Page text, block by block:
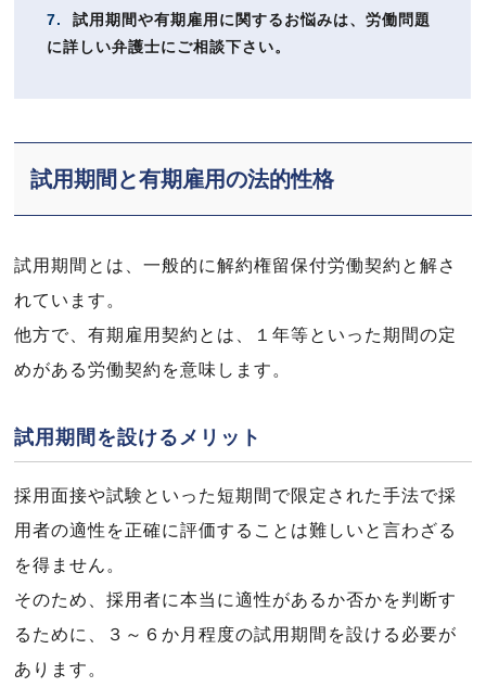
7.
試用期間や有期雇用に関するお悩みは、労働問題
に詳しい弁護士にご相談下さい。
試用期間と有期雇用の法的性格
試用期間とは、一般的に解約権留保付労働契約と解さ
れています。
他方で、有期雇用契約とは、１年等といった期間の定
めがある労働契約を意味します。
試用期間を設けるメリット
採用面接や試験といった短期間で限定された手法で採
用者の適性を正確に評価することは難しいと言わざる
を得ません。
そのため、採用者に本当に適性があるか否かを判断す
るために、３～６か月程度の試用期間を設ける必要が
あります。